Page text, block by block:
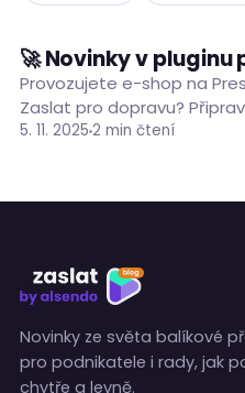
PRODUKTOVÉ NOVINKY
🚀 Novinky v pluginu
Provozujete e-shop na
Zaslat pro dopravu?
aktualizaci našeho pluginu.
5. 11. 2025 2 min čtení
Novinky ze světa balíkové
pro podnikatele i rady, jak
chytře a levně.